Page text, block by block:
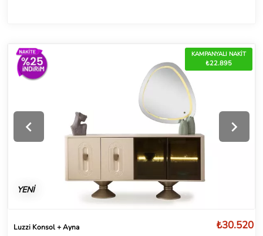
KAMPANYALI NAKİT
₺22.895
YENİ
Luzzi Konsol + Ayna ₺30.520